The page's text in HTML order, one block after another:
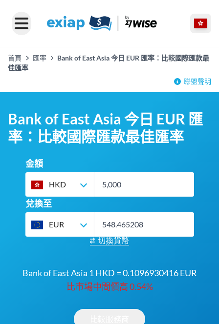
首頁 匯率
Bank of East Asia 今日 EUR 匯率：比較國際匯款最
佳匯率
聯盟聲明
Bank of East Asia 今日 EUR 匯
率：比較國際匯款最佳匯率
金額
HKD
兌換至
EUR
切換貨幣
Bank of East Asia 1 HKD = 0.1096930416 EUR
比市場中間價高 0.54%